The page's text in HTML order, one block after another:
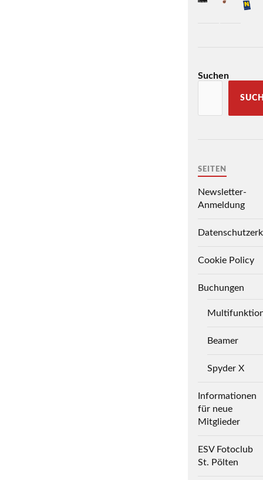
Suchen
SEITEN
Newsletter-
Anmeldung
Cookie Policy
Buchungen
Beamer
Spyder X
Informationen
für neue
Mitglieder
ESV Fotoclub
St. Pölten